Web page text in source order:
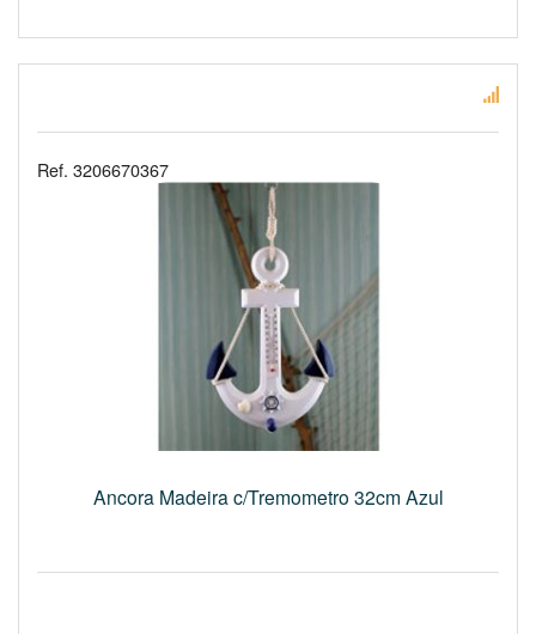
Ref. 3206670367
Ancora Madeira c/Tremometro 32cm Azul